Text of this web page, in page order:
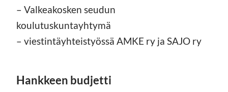
– Valkeakosken seudun
koulutuskuntayhtymä
– viestintäyhteistyössä AMKE ry ja SAJO ry
Hankkeen budjetti